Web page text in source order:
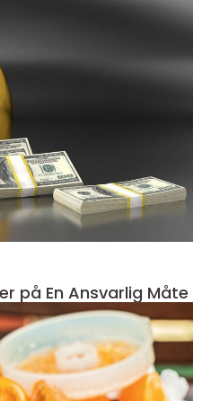
på En Ansvarlig Måte